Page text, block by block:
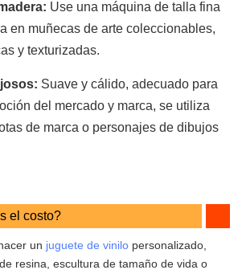
Use una máquina de talla fina
en muñecas de arte coleccionables,
y texturizadas.
Suave y cálido, adecuado para
del mercado y marca, se utiliza
de marca o personajes de dibujos
el costo?
un juguete de vinilo personalizado,
resina, escultura de tamaño de vida o